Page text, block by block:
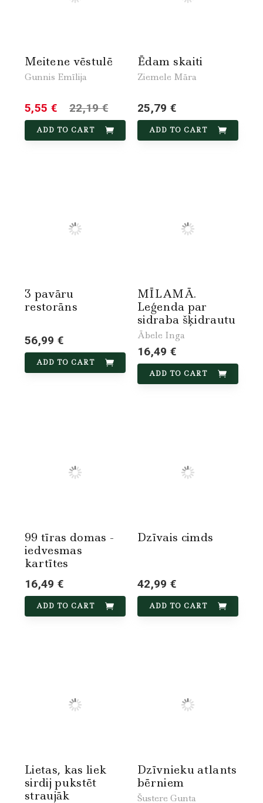
Meitene vēstulē
Gunnis Emīlija
5,55 € 22,19 €
ADD TO CART
Ēdam skaiti
Ziemele Māra
25,79 €
ADD TO CART
3 pavāru
restorāns
56,99 €
ADD TO CART
MĪLAMĀ.
Leģenda par
sidraba šķidrautu
Ābele Inga
16,49 €
ADD TO CART
99 tīras domas -
iedvesmas
kartītes
16,49 €
ADD TO CART
Dzīvais cimds
42,99 €
ADD TO CART
Lietas, kas liek
sirdij pukstēt
straujāk
Dzīvnieku atlants
bērniem
Šustere Gunta